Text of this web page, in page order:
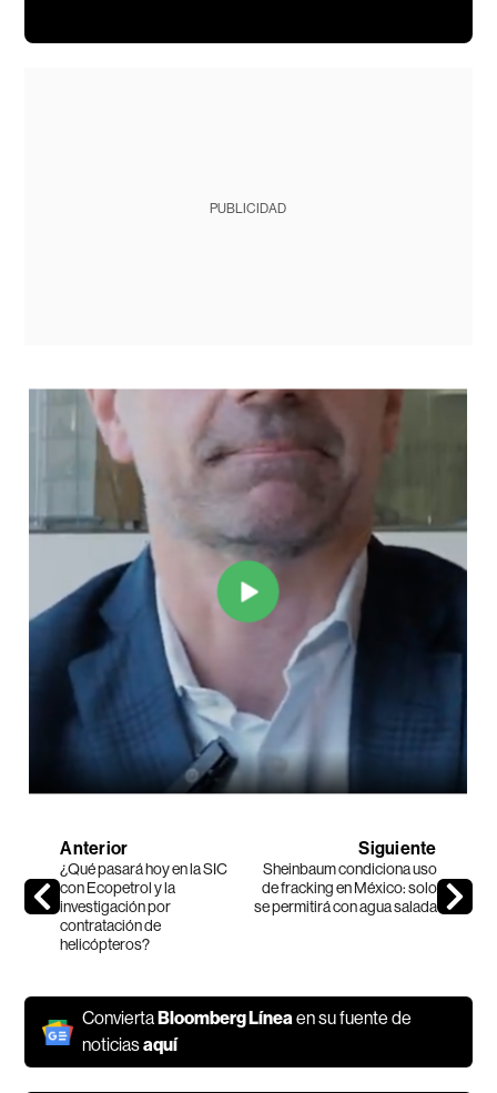
PUBLICIDAD
Anterior
¿Qué pasará hoy en la SIC
con Ecopetrol y la
investigación por
contratación de
helicópteros?
Siguiente
Sheinbaum condiciona uso
de fracking en México: solo
se permitirá con agua salada
ConviertaBloomberg Líneaen su fuente de
noticiasaquí